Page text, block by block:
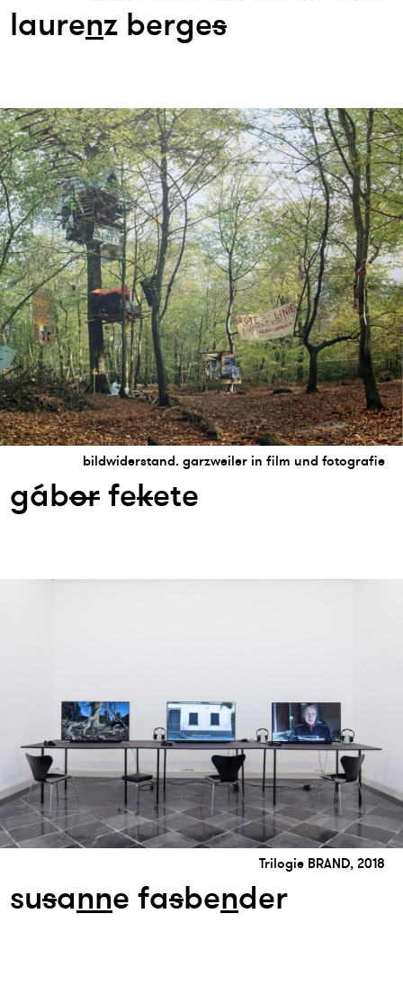
laurenz berges
bildwiderstand. garzweiler in film und fotografie
gáborfekete
Trilogie BRAND, 2018
susanne fasbender